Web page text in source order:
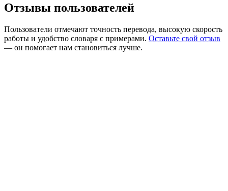
Отзывы пользователей
Пользователи отмечают точность перевода, высокую скорость
работы и удобство словаря с примерами. Оставьте свой отзыв
— он помогает нам становиться лучше.